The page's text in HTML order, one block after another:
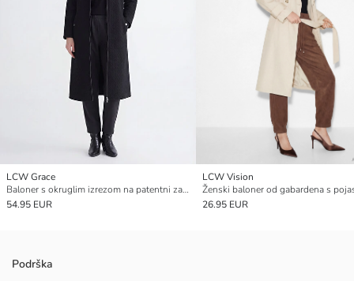
LCW Grace
Baloner s okruglim izrezom na patentni zatvarač
54.95 EUR
LCW Vision
Ženski baloner od gabardena s
26.95 EUR
Podrška